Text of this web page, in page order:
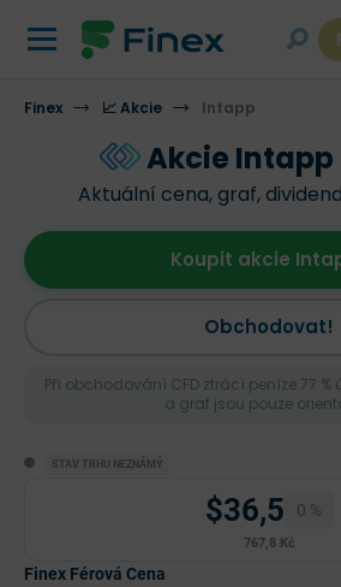
Finex 📈 Akcie Intapp
Akcie Intapp
Aktuální cena, graf,
Obchodovat!
Koupit akcie
Při obchodování CFD ztrácí peníze 77 %
a graf jsou pouze
STAV TRHU NEZNÁMÝ
$36,5 0 %
767,8 Kč
Finex Férová Cena